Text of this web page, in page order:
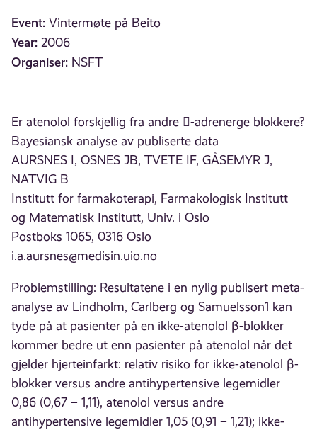
Event: Vintermøte på Beito
Year: 2006
Organiser: NSFT
Er atenolol forskjellig fra andre -adrenerge blokkere?
Bayesiansk analyse av publiserte data
AURSNES I, OSNES JB, TVETE IF, GÅSEMYR J,
NATVIG B
Institutt for farmakoterapi, Farmakologisk Institutt
og Matematisk Institutt, Univ. i Oslo
Postboks 1065, 0316 Oslo
i.a.aursnes@medisin.uio.no
Problemstilling: Resultatene i en nylig publisert meta-
analyse av Lindholm, Carlberg og Samuelsson1 kan
tyde på at pasienter på en ikke-atenolol β-blokker
kommer bedre ut enn pasienter på atenolol når det
gjelder hjerteinfarkt: relativ risiko for ikke-atenolol β-
blokker versus andre antihypertensive legemidler
0,86 (0,67 – 1,11), atenolol versus andre
antihypertensive legemidler 1,05 (0,91 – 1,21); ikke-